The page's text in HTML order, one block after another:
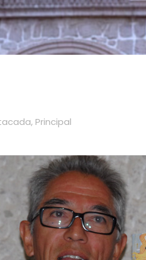
, Principal